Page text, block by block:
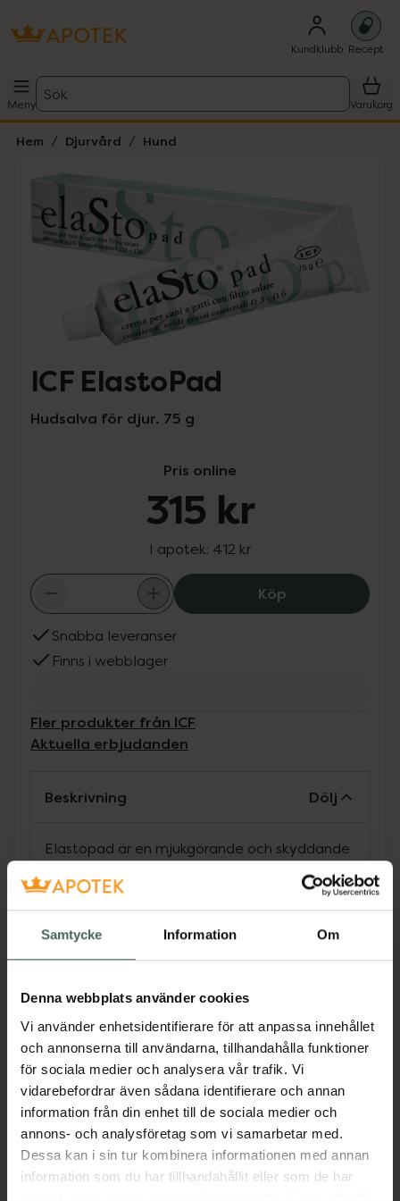
Samtycke Information Om
Denna webbplats använder cookies
Vi använder enhetsidentifierare för att anpassa innehållet
och annonserna till användarna, tillhandahålla funktioner
för sociala medier och analysera vår trafik. Vi
vidarebefordrar även sådana identifierare och annan
information från din enhet till de sociala medier och
annons- och analysföretag som vi samarbetar med.
Dessa kan i sin tur kombinera informationen med annan
information som du har tillhandahållit eller som de har
samlat in när du har använt deras tjänster. Samtycke till
Kundklubb Recept
Meny
Sök
Varukorg
Hem Djurvård Hund
Lista: . Innehåller 1 objekt.
Hoppa över Lista
ICF ElastoPad
Hudsalva för djur. 75 g
Pris online
315 kr
I apotek: 412 kr
KöpICF ElastoPad,
Snabba leveranser
Finns i webblager
Fler produkter från ICF
Aktuella erbjudanden
Beskrivning Dölj
Elastopad är en mjukgörande och skyddande
Mjukar upp förtjockade hudområden på
benutskott (armbågar, haser). Elastopad tillför
fukt och skyddar nosspegeln och
öronlapparna från UV-strålar. Innehåller
huden och förhindrar uttorkning.
Jämförpris 4266,67 kr/kg
EAN:08009722000345
Kategorier:
DjurvårdHund
Innehåll Visa